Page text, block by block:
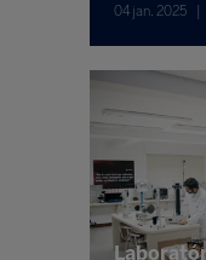
04 jan. 2025